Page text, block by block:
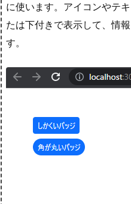
に使います。アイコンやテ
たは下付きで表示して、情
す。